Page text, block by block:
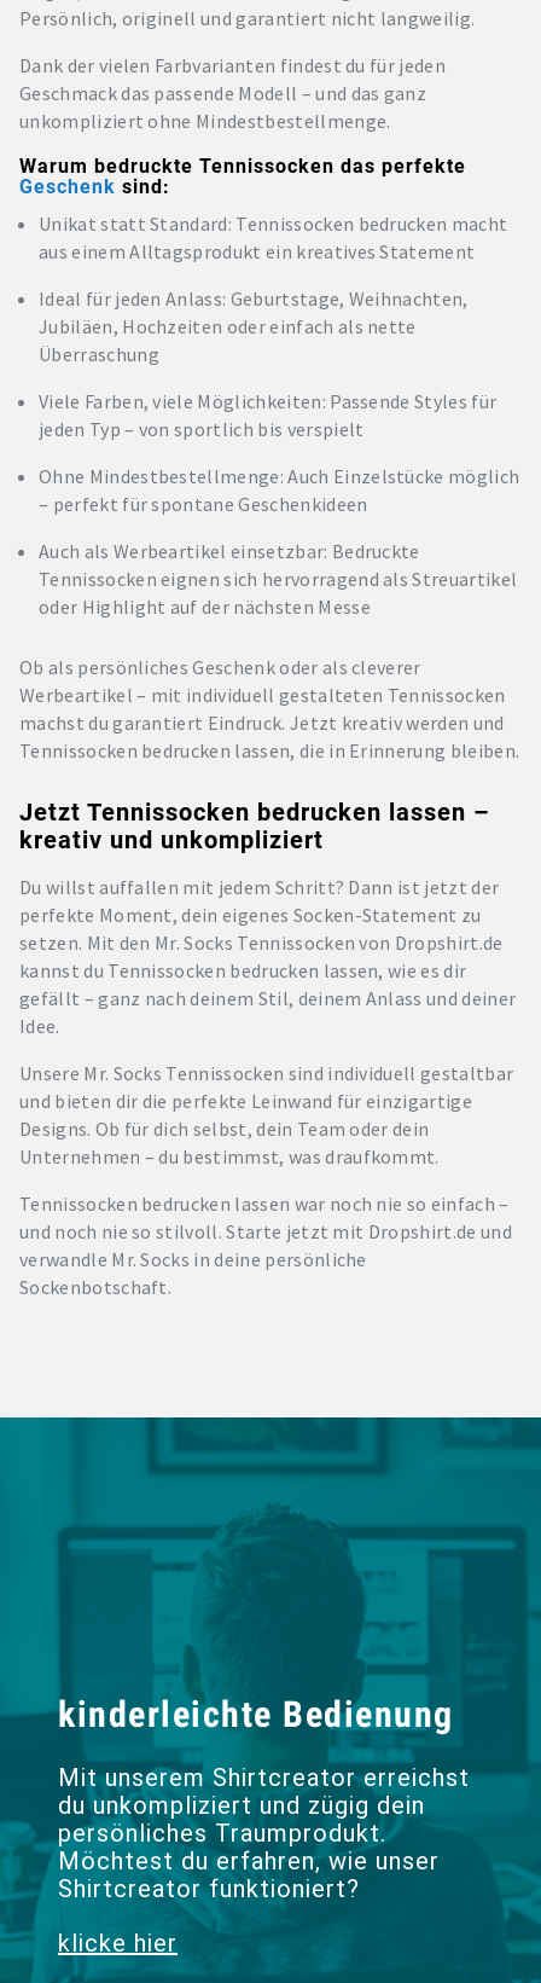
Persönlich, originell und garantiert nicht langweilig.
Dank der vielen Farbvarianten findest du für jeden
Geschmack das passende Modell – und das ganz
unkompliziert ohne Mindestbestellmenge.
Warum bedruckte Tennissocken das perfekte
Geschenk sind:
Unikat statt Standard: Tennissocken bedrucken macht
aus einem Alltagsprodukt ein kreatives Statement
Ideal für jeden Anlass: Geburtstage, Weihnachten,
Jubiläen, Hochzeiten oder einfach als nette
Überraschung
Viele Farben, viele Möglichkeiten: Passende Styles für
jeden Typ – von sportlich bis verspielt
Ohne Mindestbestellmenge: Auch Einzelstücke möglich
– perfekt für spontane Geschenkideen
Auch als Werbeartikel einsetzbar: Bedruckte
Tennissocken eignen sich hervorragend als Streuartikel
oder Highlight auf der nächsten Messe
Ob als persönliches Geschenk oder als cleverer
Werbeartikel – mit individuell gestalteten Tennissocken
machst du garantiert Eindruck. Jetzt kreativ werden und
Tennissocken bedrucken lassen, die in Erinnerung bleiben.
Jetzt Tennissocken bedrucken lassen –
kreativ und unkompliziert
Du willst auffallen mit jedem Schritt? Dann ist jetzt der
perfekte Moment, dein eigenes Socken-Statement zu
setzen. Mit den Mr. Socks Tennissocken von Dropshirt.de
kannst du Tennissocken bedrucken lassen, wie es dir
gefällt – ganz nach deinem Stil, deinem Anlass und deiner
Idee.
Unsere Mr. Socks Tennissocken sind individuell gestaltbar
und bieten dir die perfekte Leinwand für einzigartige
Designs. Ob für dich selbst, dein Team oder dein
Unternehmen – du bestimmst, was draufkommt.
Tennissocken bedrucken lassen war noch nie so einfach –
und noch nie so stilvoll. Starte jetzt mit Dropshirt.de und
verwandle Mr. Socks in deine persönliche
Sockenbotschaft.
kinderleichte Bedienung
Mit unserem Shirtcreator erreichst
du unkompliziert und zügig dein
persönliches Traumprodukt.
Möchtest du erfahren, wie unser
Shirtcreator funktioniert?
klicke hier